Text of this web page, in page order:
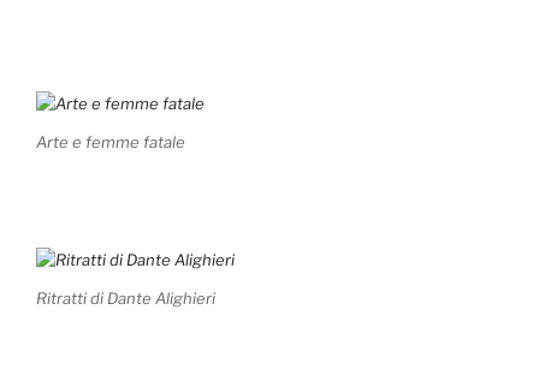
Arte e femme fatale
Ritratti di Dante Alighieri